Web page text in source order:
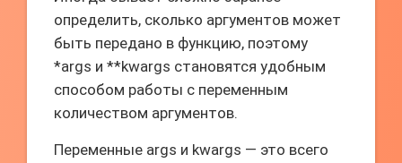
определить, сколько аргументов может
быть передано в функцию, поэтому
*args и **kwargs становятся удобным
способом работы с переменным
количеством аргументов.
Переменные args и kwargs — это всего